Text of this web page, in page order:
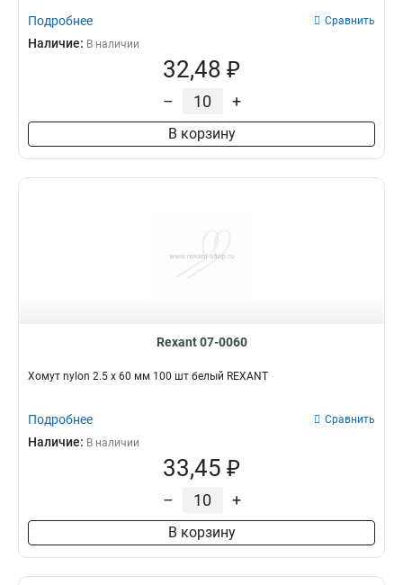
Подробнее Сравнить
Наличие: В наличии
32,48 ₽
– +
В корзину
Rexant 07-0060
Хомут nylon 2.5 х 60 мм 100 шт белый REXANT
Подробнее Сравнить
Наличие: В наличии
33,45 ₽
– +
В корзину